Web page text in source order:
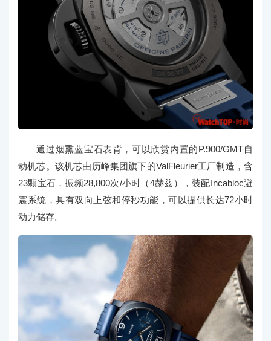
通过烟熏蓝宝石表背，可以欣赏内置的P.900/GMT自
动机芯。该机芯由历峰集团旗下的ValFleurier工厂制造，含
23颗宝石，振频28,800次/小时（4赫兹），装配Incabloc避
震系统，具有双向上弦和停秒功能，可以提供长达72小时
动力储存。